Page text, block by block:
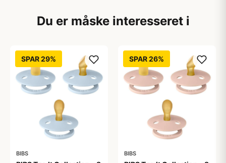
Du er måske interesseret i
SPAR 29%
BIBS
SPAR 26%
BIBS